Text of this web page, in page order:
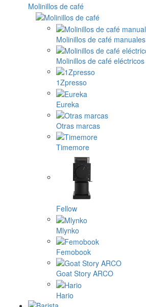
Molinillos de café
Molinillos de café manuales
Molinillos de café eléctricos
1Zpresso
Eureka
Otras marcas
Timemore
Fellow
Mlynko
Femobook
Goat Story ARCO
Hario